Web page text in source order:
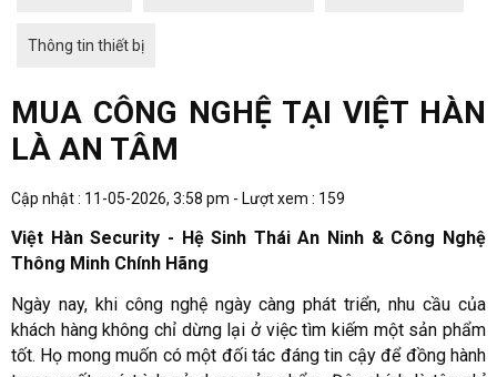
Thông tin thiết bị
MUA CÔNG NGHỆ TẠI VIỆT HÀN
LÀ AN TÂM
Cập nhật : 11-05-2026, 3:58 pm - Lượt xem : 159
Việt Hàn Security - Hệ Sinh Thái An Ninh & Công Nghệ
Thông Minh Chính Hãng
Ngày nay, khi công nghệ ngày càng phát triển, nhu cầu của
khách hàng không chỉ dừng lại ở việc tìm kiếm một sản phẩm
tốt. Họ mong muốn có một đối tác đáng tin cậy để đồng hành